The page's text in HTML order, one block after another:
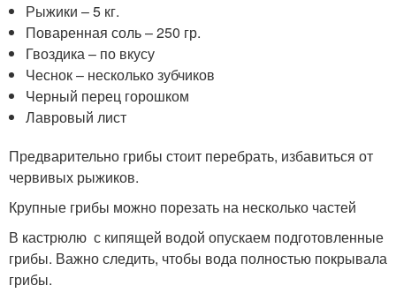
Рыжики – 5 кг.
Поваренная соль – 250 гр.
Гвоздика – по вкусу
Чеснок – несколько зубчиков
Черный перец горошком
Лавровый лист
Предварительно грибы стоит перебрать, избавиться от
червивых рыжиков.
Крупные грибы можно порезать на несколько частей
В кастрюлю с кипящей водой опускаем подготовленные
грибы. Важно следить, чтобы вода полностью покрывала
грибы.